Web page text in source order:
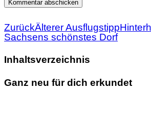
ZurückÄlterer Ausflugstipp
Sachsens schönstes Dorf
Inhaltsverzeichnis
Ganz neu für dich erkundet